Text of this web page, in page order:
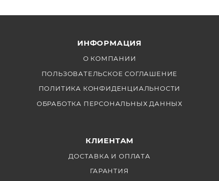
ИНФОРМАЦИЯ
О КОМПАНИИ
ПОЛЬЗОВАТЕЛЬСКОЕ СОГЛАШЕНИЕ
ПОЛИТИКА КОНФИДЕНЦИАЛЬНОСТИ
ОБРАБОТКА ПЕРСОНАЛЬНЫХ ДАННЫХ
КЛИЕНТАМ
ДОСТАВКА И ОПЛАТА
ГАРАНТИЯ